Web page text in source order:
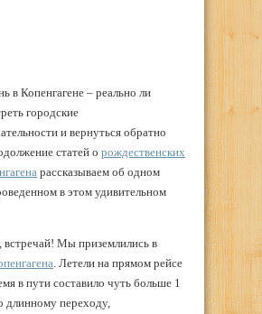
в Копенгагене – реально ли
городские
и вернуться обратно
статей о рождественских
рассказываем об одном
в этом удивительном
встречай! Мы приземлились в
. Летели на прямом рейсе
в пути составило чуть больше 1
длинному переходу,